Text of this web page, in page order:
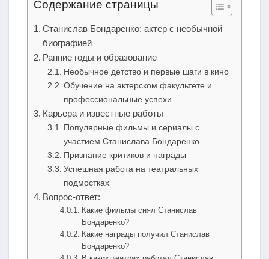
Содержание страницы
Станислав Бондаренко: актер с необычной
биографией
Ранние годы и образование
Необычное детство и первые шаги в кино
Обучение на актерском факультете и
профессиональные успехи
Карьера и известные работы
Популярные фильмы и сериалы с
участием Станислава Бондаренко
Признание критиков и награды
Успешная работа на театральных
подмостках
Вопрос-ответ:
Какие фильмы снял Станислав
Бондаренко?
Какие награды получил Станислав
Бондаренко?